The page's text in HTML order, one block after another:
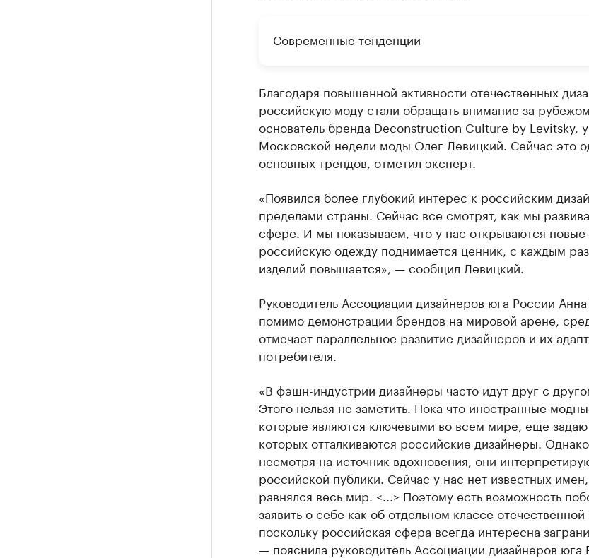
Современные тенденции
Благодаря повышенной активности отечественных
российскую моду стали обращать внимание за
основатель бренда Deconstruction Culture by Levitsky,
Московской недели моды Олег Левицкий. Сейчас это
основных трендов, отметил эксперт.
«Появился более глубокий интерес к российским
пределами страны. Сейчас все смотрят, как мы
сфере. И мы показываем, что у нас открываются
российскую одежду поднимается ценник, с каждым
изделий повышается», — сообщил Левицкий.
Руководитель Ассоциации дизайнеров юга России
помимо демонстрации брендов на мировой арене,
отмечает параллельное развитие дизайнеров и их
потребителя.
«В фэшн-индустрии дизайнеры часто идут друг с
Этого нельзя не заметить. Пока что иностранные
которые являются ключевыми во всем мире, еще
которых отталкиваются российские дизайнеры.
несмотря на источник вдохновения, они
российской публики. Сейчас у нас нет известных
равнялся весь мир. <...> Поэтому есть возможность
заявить о себе как об отдельном классе отечественной
поскольку российская сфера всегда интересна
— пояснила руководитель Ассоциации дизайнеров юга